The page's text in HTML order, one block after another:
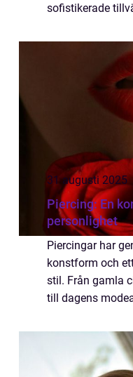
sofistikerade
31 augusti 2025
Piercing: En
personlighet
Piercingar har
konstform och
stil. Från gamla
till dagens
genomgått